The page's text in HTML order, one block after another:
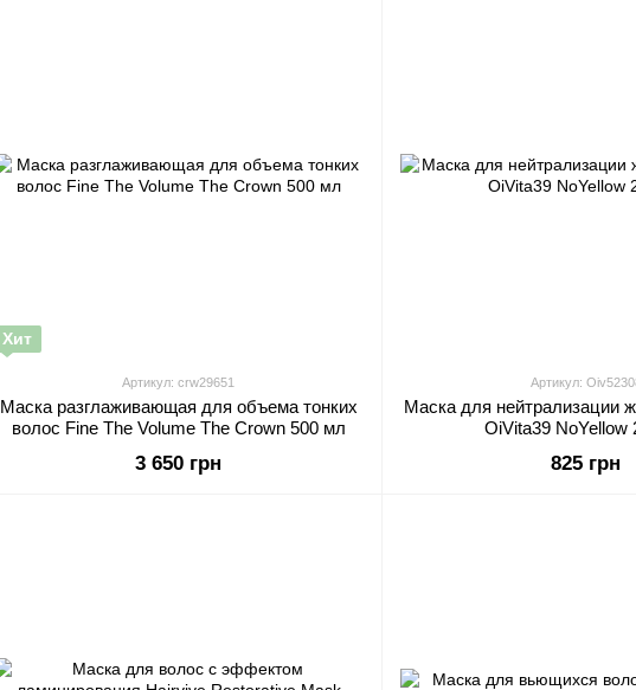
Хит
Артикул: crw29651
Маска разглаживающая для объема тонких
волос Fine The Volume The Crown 500 мл
3 650 грн
Артикул:
Маска для нейтрализации
OiVita39 NoYellow
825 грн